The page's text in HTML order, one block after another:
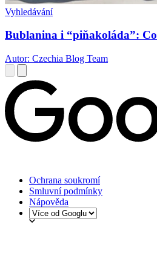
Vyhledávání
Bublanina i “piňakoláda”:
Autor: Czechia Blog Team
Ochrana soukromí
Smluvní podmínky
Nápověda